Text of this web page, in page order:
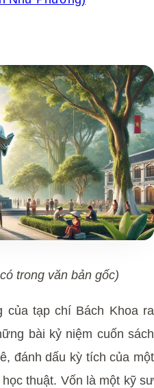
trong văn bản gốc)
của tạp chí Bách Khoa ra
bài kỷ niệm cuốn sách
đánh dấu kỳ tích của một
thuật. Vốn là một kỹ sư